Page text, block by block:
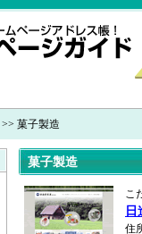
>> 菓子製造
菓子製造
こ
住